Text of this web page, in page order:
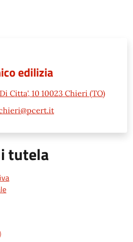
edilizia
Citta', 10 10023 Chieri (TO)
tutela